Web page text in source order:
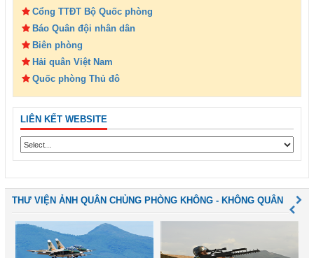
Cổng TTĐT Bộ Quốc phòng
Báo Quân đội nhân dân
Biên phòng
Hải quân Việt Nam
Quốc phòng Thủ đô
LIÊN KẾT WEBSITE
THƯ VIỆN ẢNH QUÂN CHỦNG PHÒNG KHÔNG - KHÔNG QUÂN